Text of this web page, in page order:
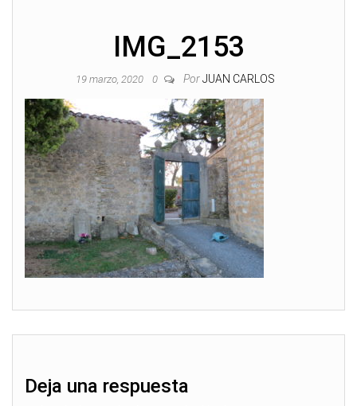
IMG_2153
19 marzo, 2020 0 PorJUAN CARLOS
Deja una respuesta